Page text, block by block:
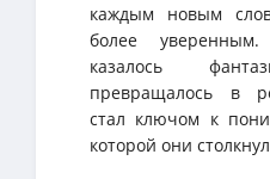
каждым новым
более
казалось
превращалось в
стал ключом к
которой они